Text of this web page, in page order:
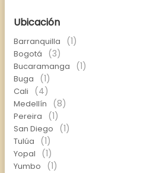
Ubicación
Barranquilla (1)
Bogotá (3)
Bucaramanga (1)
Buga (1)
Cali (4)
Medellín (8)
Pereira (1)
San Diego (1)
Tulúa (1)
Yopal (1)
Yumbo (1)